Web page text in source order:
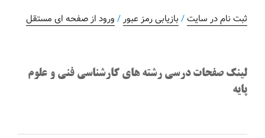
ثبت نام در سایت/ بازیابی رمز عبور / ورود از صفحه ای مستقل
لینک صفحات درسی رشته های کارشناسی فنی و علوم
پایه